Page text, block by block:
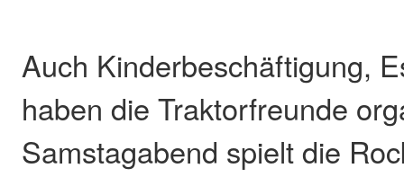
Auch Kinderbeschäftigung,
haben die Traktorfreunde
Samstagabend spielt die